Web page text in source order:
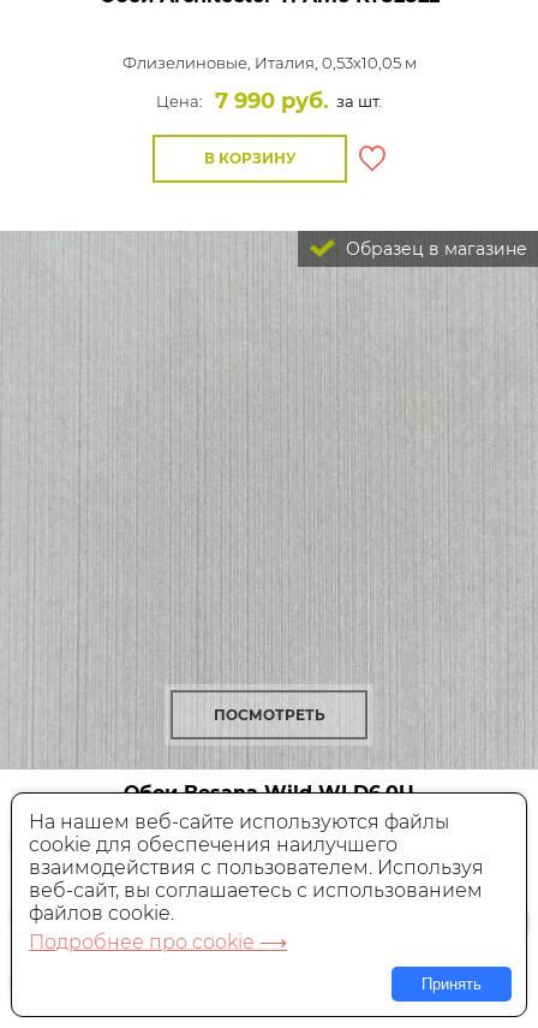
Флизелиновые, Италия, 0,53x10,05 м
Цена:
7 990 руб. за шт.
В КОРЗИНУ
Образец в магазине
ПОСМОТРЕТЬ
Обои Besana WildWLD6.0U
Текстильные,Италия, 1x1 м
Цена:
5 850 руб.за пог. м
В КОРЗИНУ
На нашем веб-сайте используются файлы
cookie для обеспечения наилучшего
взаимодействия с пользователем. Используя
веб-сайт, вы соглашаетесь с использованием
файлов cookie.
Подробнее про cookie ⟶
Принять